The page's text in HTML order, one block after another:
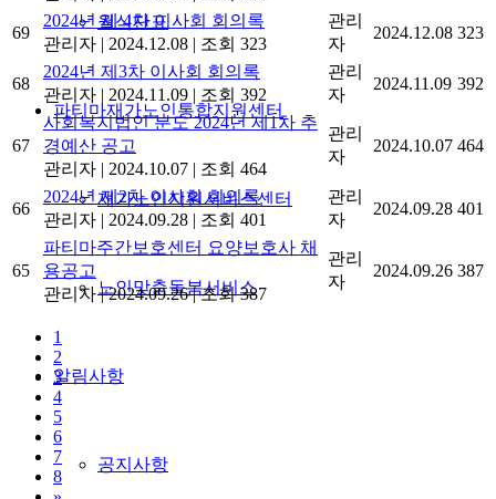
월식단표
파티마재가노인통합지원센터
재가노인지원서비스센터
노인맞춤돌봄서비스
알림사항
공지사항
69
2024년 제 4차 이사회 회의록
관리자 | 2024.12.08 | 조회 323
관리
자
2024.12.08 323
68
2024년 제3차 이사회 회의록
관리자 | 2024.11.09 | 조회 392
관리
자
2024.11.09 392
67
사회복지법인 분도 2024년 제1차 추
경예산 공고
관리자 | 2024.10.07 | 조회 464
관리
자
2024.10.07 464
66
2024년 제2차 이사회 회의록
관리자 | 2024.09.28 | 조회 401
관리
자
2024.09.28 401
65
파티마주간보호센터 요양보호사 채
용공고
관리자 | 2024.09.26 | 조회 387
관리
자
2024.09.26 387
1
2
3
4
5
6
7
8